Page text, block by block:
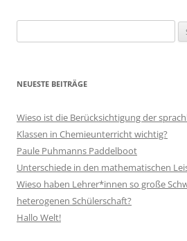
nach:
NEUESTE BEITRÄGE
Wieso ist die Berücksichtigung der
Klassen in Chemieunterricht wichtig?
Paule Puhmanns Paddelboot
Unterschiede in den mathematischen
Wieso haben Lehrer*innen so große
heterogenen Schülerschaft?
Hallo Welt!